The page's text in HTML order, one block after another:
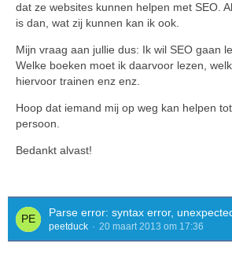
dat ze websites kunnen helpen met SEO.
is dan, wat zij kunnen kan ik ook.
Mijn vraag aan jullie dus: Ik wil SEO gaan
Welke boeken moet ik daarvoor lezen,
hiervoor trainen enz enz.
Hoop dat iemand mij op weg kan helpen
persoon.
Bedankt alvast!
Parse error: syntax error,
peetduck 20 maart 2013 om 17:36